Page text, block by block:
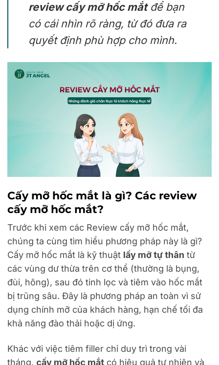
review cấy mỡ hốc mắtđể bạn
có cái nhìn rõ ràng, từ đó đưa ra
quyết định phù hợp cho mình.
Cấy mỡ hốc mắt là gì? Các review
cấy mỡ hốc mắt?
Trước khi xem các Review cấy mỡ hốc mắt,
chúng ta cùng tìm hiểu phương pháp này là gì?
Cấy mỡ hốc mắt là kỹ thuật lấy mỡ tự thân từ
các vùng dư thừa trên cơ thể (thường là bụng,
đùi, hông), sau đó tinh lọc và tiêm vào hốc mắt
bị trũng sâu. Đây là phương pháp an toàn vì sử
dụng chính mỡ của khách hàng, hạn chế tối đa
khả năng đào thải hoặc dị ứng.
Khác với việc tiêm filler chỉ duy trì trong vài
tháng, cấy mỡ hốc mắt có hiệu quả tự nhiên và